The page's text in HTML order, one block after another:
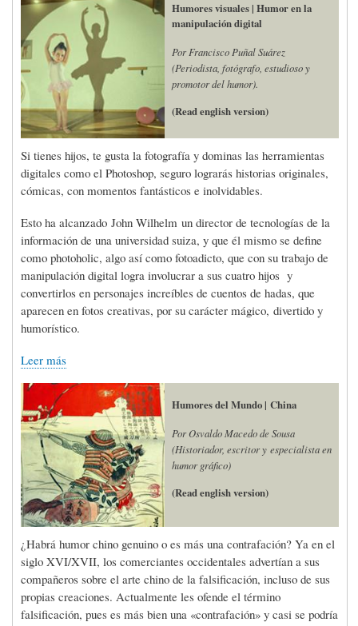
Humores visuales | Humor en la
manipulación digital
Por Francisco Puñal Suárez
(Periodista, fotógrafo, estudioso y
promotor del humor).
(Read english version)
Si tienes hijos, te gusta la fotografía y dominas las herramientas
digitales como el Photoshop, seguro lograrás historias originales,
cómicas, con momentos fantásticos e inolvidables.
Esto ha alcanzado John Wilhelm un director de tecnologías de la
información de una universidad suiza, y que él mismo se define
como photoholic, algo así como fotoadicto, que con su trabajo de
manipulación digital logra involucrar a sus cuatro hijos y
convertirlos en personajes increíbles de cuentos de hadas, que
aparecen en fotos creativas, por su carácter mágico, divertido y
humorístico.
Leer más
Humores del Mundo | China
Por Osvaldo Macedo de Sousa
(Historiador, escritor y especialista en
humor gráfico)
(Read english version)
¿Habrá humor chino genuino o es más una contrafación? Ya en el
siglo XVI/XVII, los comerciantes occidentales advertían a sus
compañeros sobre el arte chino de la falsificación, incluso de sus
propias creaciones. Actualmente les ofende el término
falsificación, pues es más bien una «contrafación» y casi se podría